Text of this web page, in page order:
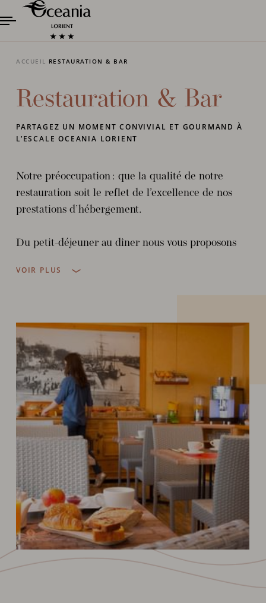
ACCUEIL RESTAURATION & BAR
Restauration & Bar
PARTAGEZ UN MOMENT CONVIVIAL ET GOURMAND À
L’ESCALE OCEANIA LORIENT
Notre préoccupation : que la qualité de notre
restauration soit le reflet de l’excellence de nos
prestations d’hébergement.
Du petit-déjeuner au dîner nous vous proposons
nos équipes et en collaboration avec nos
chambre. Au cours de la journée, partagez
également un moment convivial autour d’un verre
au bar de l’hôtel.
VOIR PLUS